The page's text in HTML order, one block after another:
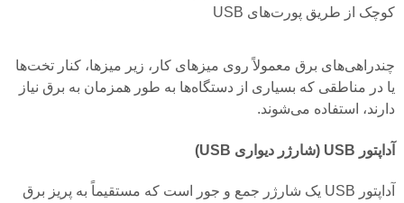
کوچک از طریق پورت‌های USB
چندراهی‌های برق معمولاً روی میزهای کار، زیر میزها، کنار تخت‌ها
یا در مناطقی که بسیاری از دستگاه‌ها به طور همزمان به برق نیاز
دارند، استفاده می‌شوند.
آداپتور USB (شارژر دیواری USB)
آداپتور USB یک شارژر جمع و جور است که مستقیماً به پریز برق